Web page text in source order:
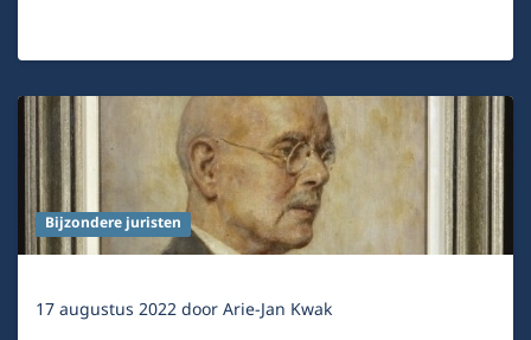
Bijzondere juristen
17 augustus 2022doorArie-Jan Kwak